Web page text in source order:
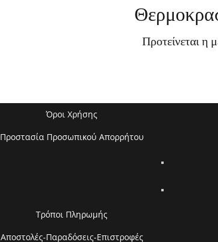
Προτείνεται η
Όροι Χρήσης
Προστασία Προσωπικού Απορρήτου
Τρόποι Πληρωμής
Αποστολές-Παραδόσεις-Επιστροφές